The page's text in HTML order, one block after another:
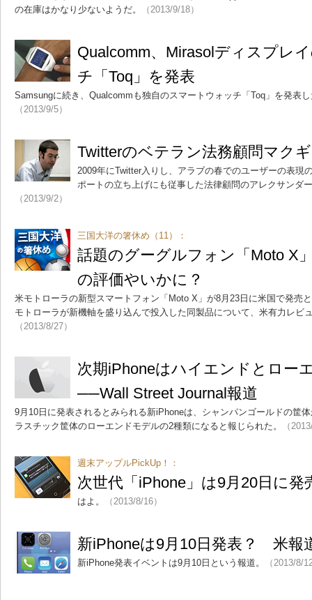
の在庫はかなり少ないようだ。
（2013/9/18）
Qualcomm、Mirasolディスプレ
チ「Toq」を発表
Samsungに続き、Qualcommも独自のスマートウォッチ「Toq」を発表
（2013/9/5）
Twitterのベテラン法務顧問マク
2009年にTwitter入りし、アラブの春でのユーザーの表現
ポートの立ち上げにも従事した法律顧問のアレクサンダ
（2013/9/2）
三国大洋の箸休め（11）：
話題のグーグルフォン「Moto X
の評価やいかに？
米モトローラの新型スマートフォン「Moto X」が8月23日に米国で発売
モトローラが新機軸を盛り込んで投入した同製品について、米有力レビ
（2013/8/27）
次期iPhoneはハイエンドとロー
──Wall Street Journal報道
9月10日に発表されるとみられる新iPhoneは、シャンパンゴールドの筐
ラスチック筐体のローエンドモデルの2種類になると報じられた。
（
週末アップルPickUp！：
次世代「iPhone」は9月20日に発
はよ。 （2013/8/16）
新iPhoneは9月10日発表？ 米報
新iPhone発表イベントは9月10日という報道。 （2013/8/